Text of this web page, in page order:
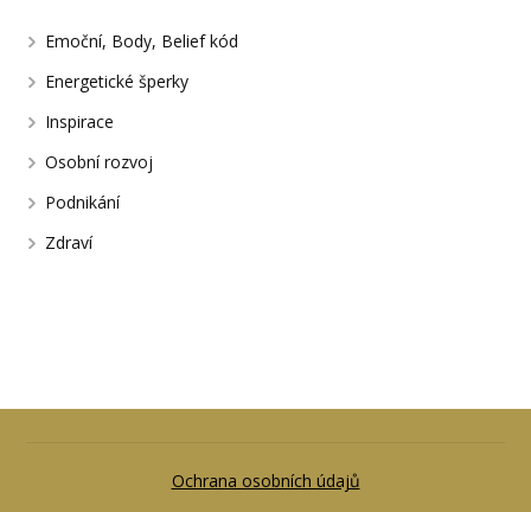
Emoční, Body, Belief kód
Energetické šperky
Inspirace
Osobní rozvoj
Podnikání
Zdraví
Ochrana osobních údajů